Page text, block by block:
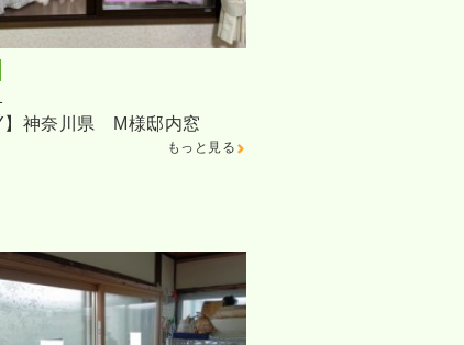
】神奈川県 M様邸内窓
もっと見る